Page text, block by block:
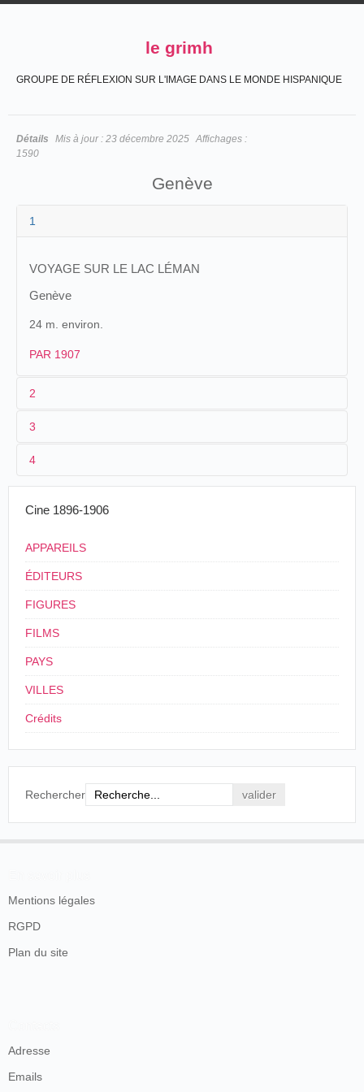
le grimh
GROUPE DE RÉFLEXION SUR L'IMAGE DANS LE MONDE HISPANIQUE
Détails Mis à jour : 23 décembre 2025 Affichages :
1590
Genève
1
VOYAGE SUR LE LAC LÉMAN
Genève
24 m. environ.
PAR 1907
2
1
2
3
<[28/05/1904]
24 m. environ
4
Suisse.Genève
3
4
Cine 1896-1906
APPAREILS
ÉDITEURS
FIGURES
FILMS
PAYS
VILLES
Crédits
Rechercher
Mentions légales
RGPD
Plan du site
Adresse
Emails